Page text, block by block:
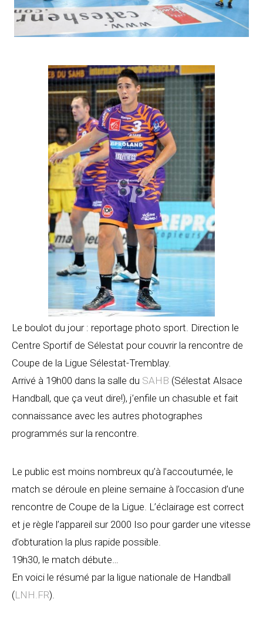
Le boulot du jour : reportage photo sport. Direction le
Centre Sportif de Sélestat pour couvrir la rencontre de
Coupe de la Ligue Sélestat-Tremblay.
Arrivé à 19h00 dans la salle du SAHB (Sélestat Alsace
Handball, que ça veut dire!), j’enfile un chasuble et fait
connaissance avec les autres photographes
programmés sur la rencontre.
Le public est moins nombreux qu’à l’accoutumée, le
match se déroule en pleine semaine à l’occasion d’une
rencontre de Coupe de la Ligue. L’éclairage est correct
et je règle l’appareil sur 2000 Iso pour garder une vitesse
d’obturation la plus rapide possible.
19h30, le match débute…
En voici le résumé par la ligue nationale de Handball
(LNH.FR).